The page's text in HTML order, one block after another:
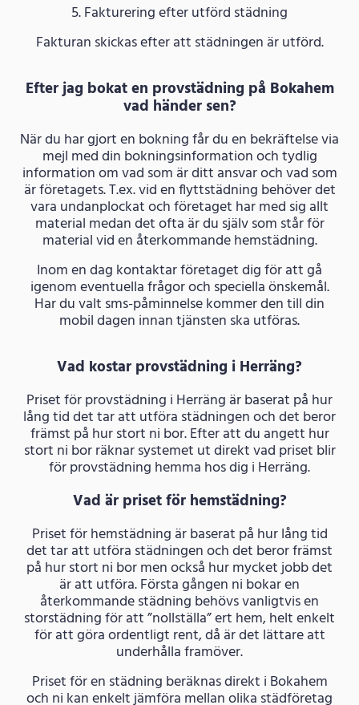
5. Fakturering efter utförd städning
Fakturan skickas efter att städningen är utförd.
Efter jag bokat en provstädning på Bokahem
vad händer sen?
När du har gjort en bokning får du en bekräftelse via
mejl med din bokningsinformation och tydlig
information om vad som är ditt ansvar och vad som
är företagets. T.ex. vid en flyttstädning behöver det
vara undanplockat och företaget har med sig allt
material medan det ofta är du själv som står för
material vid en återkommande hemstädning.
Inom en dag kontaktar företaget dig för att gå
igenom eventuella frågor och speciella önskemål.
Har du valt sms-påminnelse kommer den till din
mobil dagen innan tjänsten ska utföras.
Vad kostar provstädning i Herräng?
Priset för provstädning i Herräng är baserat på hur
lång tid det tar att utföra städningen och det beror
främst på hur stort ni bor. Efter att du angett hur
stort ni bor räknar systemet ut direkt vad priset blir
för provstädning hemma hos dig i Herräng.
Vad är priset för hemstädning?
Priset för hemstädning är baserat på hur lång tid
det tar att utföra städningen och det beror främst
på hur stort ni bor men också hur mycket jobb det
är att utföra. Första gången ni bokar en
återkommande städning behövs vanligtvis en
storstädning för att ”nollställa” ert hem, helt enkelt
för att göra ordentligt rent, då är det lättare att
underhålla framöver.
Priset för en städning beräknas direkt i Bokahem
och ni kan enkelt jämföra mellan olika städföretag